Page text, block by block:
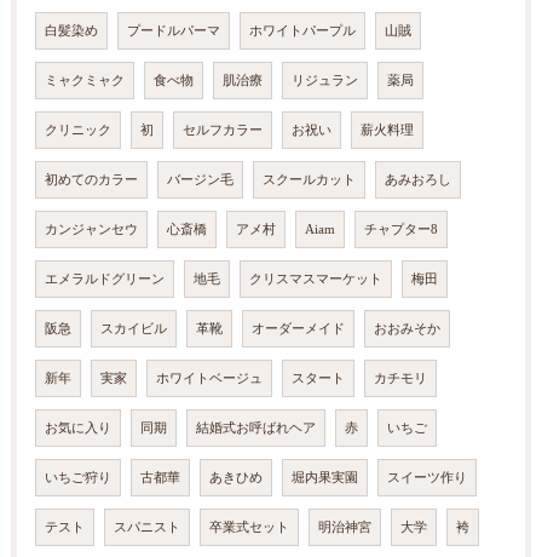
白髪染め プードルパーマ ホワイトパープル 山賊
ミャクミャク 食べ物 肌治療 リジュラン 薬局
クリニック 初 セルフカラー お祝い 薪火料理
初めてのカラー バージン毛 スクールカット あみおろし
カンジャンセウ 心斎橋 アメ村 Aiam チャプター8
エメラルドグリーン 地毛 クリスマスマーケット 梅田
阪急 スカイビル 革靴 オーダーメイド おおみそか
新年 実家 ホワイトベージュ スタート カチモリ
お気に入り 同期 結婚式お呼ばれヘア 赤 いちご
いちご狩り 古都華 あきひめ 堀内果実園 スイーツ作り
テスト スパニスト 卒業式セット 明治神宮 大学 袴